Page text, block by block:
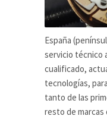
España
servicio técnico
cualificado,
tecnologías,
tanto de las
resto de marcas